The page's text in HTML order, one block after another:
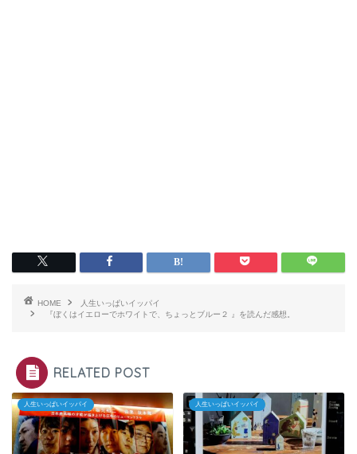
HOME
人生いっぱいイッパイ
『ぼくはイエローでホワイトで、ちょっとブルー２ 』を読んだ感想。
RELATED POST
人生いっぱいイッパイ 人生いっぱいイッパイ